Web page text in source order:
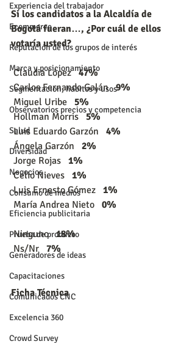
Experiencia del trabajador
Ecommerce
Reputación de los grupos de interés
Marca y posicionamiento
Segmentación, hábitos y usos
Observatorios precios y competencia
Salud
Diversidad
Negocios
Consumo de medios
Eficiencia publicitaria
Prueba de producto
Generadores de ideas
Capacitaciones
Comunicados CNC
Excelencia 360
Crowd Survey
Si los candidatos a la Alcaldía de
Bogotá fueran…, ¿Por cuál de ellos
votaría usted?
Claudia López 47%
Carlos Fernando Galán 9%
Miguel Uribe 5%
Hollman Morris 5%
Luis Eduardo Garzón 4%
Ángela Garzón
2%
Jorge Rojas 1%
Celio Nieves 1%
Luis Ernesto Gómez 1%
María Andrea Nieto 0%
Ninguno 18%
Ns/Nr 7%
Ficha Técnica